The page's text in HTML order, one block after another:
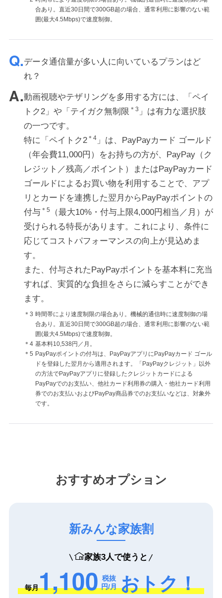
合あり。直近30日間で300GB超の場合、通常利用に影響のない範
囲(最大4.5Mbps)で速度制御。
データ通信量が多い人に向いているプランはど
れ？
動画視聴やテザリングを多用する方には、「ペイ
トク2」や「テイガク無制限 ＊3 」は有力な選択肢
の一つです。
特に「ペイトク2＊4」は、PayPayカード ゴールド
（年会費11,000円）をお持ちの方が、PayPay（ク
レジット／残高／ポイント）またはPayPayカード
ゴールドによるお買い物を利用することで、アプ
リとカードを連携した翌月からPayPayポイントの
付与＊5
（最大10%・付与上限4,000円相当／月）が
受けられる特長があります。これにより、条件に
応じてコストパフォーマンスの向上が見込めま
す。
また、付与されたPayPayポイントを基本料に充当
すれば、実質的な負担をさらに減らすことができ
ます。
＊3 時間帯により速度制限の場合あり。機械的通信時に速度制御の場
合あり。直近30日間で300GB超の場合、通常利用に影響のない範
囲(最大4.5Mbps)で速度制御。
＊4 基本料10,538円／月。
＊5 PayPayポイントの付与は、PayPayアプリにPayPayカード ゴール
ドを登録した翌月から適用されます。「PayPayクレジット」以外
の方法でPayPayアプリに登録したクレジットカードによる
PayPayでのお支払い、他社カード利用券の購入・他社カード利用
券でのお支払いおよびPayPay商品券でのお支払いなどは、対象外
です。
おすすめオプション
新みんな家族割
家族3人で使うと
毎月1,100 税抜
円/月 おトク！